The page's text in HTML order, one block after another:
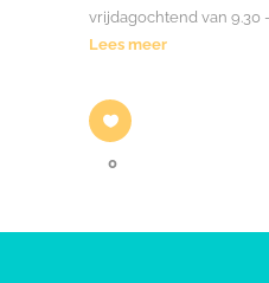
vrijdagochtend van 9.30
Lees meer
0